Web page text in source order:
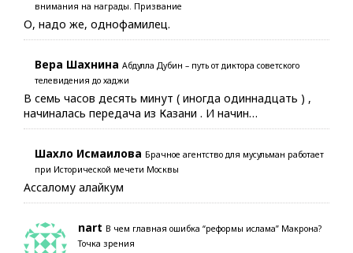
внимания на награды. Призвание
О, надо же, однофамилец.
Вера Шахнина Абдулла Дубин – путь от диктора советского
телевидения до хаджи
В семь часов десять минут ( иногда одиннадцать ) ,
начиналась передача из Казани . И начин…
Шахло Исмаилова Брачное агентство для мусульман работает
при Исторической мечети Москвы
Ассалому алайкум
nart В чем главная ошибка “реформы ислама” Макрона?
Точка зрения